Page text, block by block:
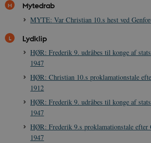
Mytedrab
MYTE: Var Christian 10.s hest ved
Lydklip
HØR: Frederik 9. udråbes til konge af
1947
HØR: Christian 10.s proklamationstale
1912
HØR: Frederik 9. udråbes til konge af
1947
HØR: Frederik 9.s proklamationstale efter
1947
__cf_bm
Cloudflare